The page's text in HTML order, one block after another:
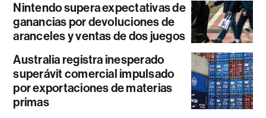
Nintendo supera expectativas de
ganancias por devoluciones de
aranceles y ventas de dos juegos
Australia registra inesperado
superávit comercial impulsado
por exportaciones de materias
primas